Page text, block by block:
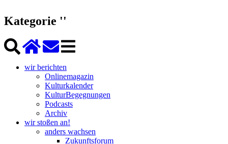
Kategorie ''
wir berichten
Onlinemagazin
Kulturkalender
KulturBegegnungen
Podcasts
Archiv
wir stoßen an!
anders wachsen
Zukunftsforum